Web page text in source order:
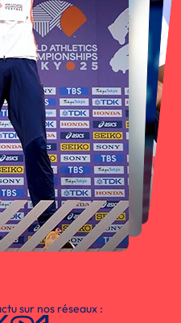
sur nos réseaux :